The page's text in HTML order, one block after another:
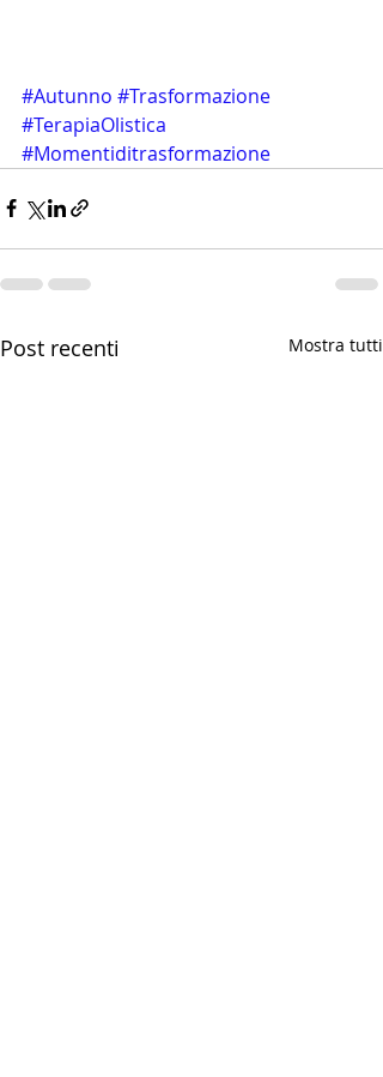
#Autunno #Trasformazione
#TerapiaOlistica
#Momentiditrasformazione
Post recenti Mostra tutti